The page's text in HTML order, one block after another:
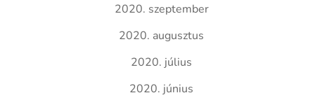
2020. szeptember
2020. augusztus
2020. július
2020. június